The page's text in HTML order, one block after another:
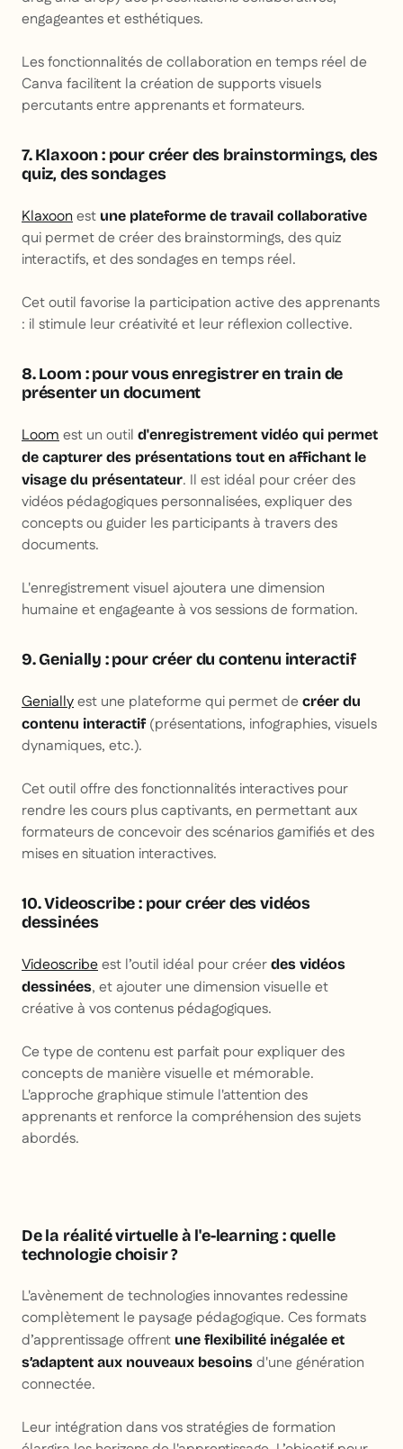
engageantes et esthétiques.
Les fonctionnalités de collaboration en temps réel de
Canva facilitent la création de supports visuels
percutants entre apprenants et formateurs.
7. Klaxoon : pour créer des brainstormings, des
quiz, des sondages
Klaxoonest une plateforme de travail collaborative
qui permet de créer des brainstormings, des quiz
interactifs, et des sondages en temps réel.
Cet outil favorise la participation active des apprenants
: il stimule leur créativité et leur réflexion collective.
8. Loom : pour vous enregistrer en train de
présenter un document
Loomest un outil d'enregistrement vidéo qui permet
de capturer des présentations tout en affichant le
visage du présentateur. Il est idéal pour créer des
vidéos pédagogiques personnalisées, expliquer des
concepts ou guider les participants à travers des
documents.
L'enregistrement visuel ajoutera une dimension
humaine et engageante à vos sessions de formation.
9. Genially : pour créer du contenu interactif
Geniallyest une plateforme qui permet de créer du
contenu interactif(présentations, infographies, visuels
dynamiques, etc.).
Cet outil offre des fonctionnalités interactives pour
rendre les cours plus captivants, en permettant aux
formateurs de concevoir des scénarios gamifiés et des
mises en situation interactives.
10. Videoscribe : pour créer des vidéos
dessinées
Videoscribeest l’outil idéal pour créer des vidéos
dessinées, et ajouter une dimension visuelle et
créative à vos contenus pédagogiques.
Ce type de contenu est parfait pour expliquer des
concepts de manière visuelle et mémorable.
L'approche graphique stimule l'attention des
apprenants et renforce la compréhension des sujets
abordés.
De la réalité virtuelle à l'e-learning : quelle
technologie choisir ?
L'avènement de technologies innovantes redessine
complètement le paysage pédagogique. Ces formats
d’apprentissage offrent une flexibilité inégalée et
s’adaptent aux nouveaux besoins d'une génération
connectée.
Leur intégration dans vos stratégies de formation